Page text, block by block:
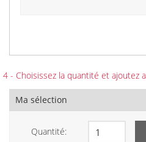
4 - Choisissez la quantité et ajoutez
Ma sélection
Quantité: